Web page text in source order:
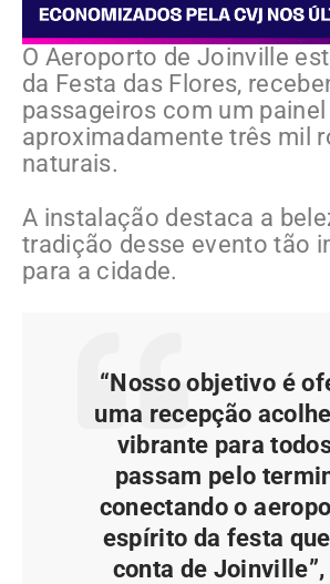
O Aeroporto de Joinville
da Festa das Flores,
passageiros com um
aproximadamente três mil
naturais.
A instalação destaca a
tradição desse evento tão
para a cidade.
“Nosso objetivo é
uma recepção
vibrante para
passam pelo
conectando o
espírito da festa
conta de Joinville”,